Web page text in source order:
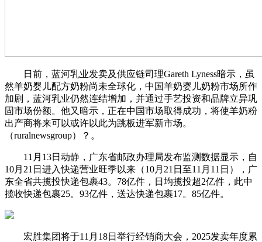
日前，蓝河乳业发卖及供应链司理Gareth Lyness暗示，虽
然羊奶婴儿配方奶粉尚未全球化，中国羊奶婴儿奶粉市场所作
加剧，蓝河乳业仍然连结增加，并通过手艺投资和品牌立异巩
固市场份额。他又暗示，正在中国市场取得成功，将使羊奶粉
出产商将来可以或许以此为跳板进军新市场。
（ruralnewsgroup）？。
11月13日动静，广东省邮政办理局发布监测数据显示，自
10月21日进入快递营业旺季以来（10月21日至11月11日），广
东全省共揽投快递包裹43。78亿件，日均揽投超2亿件，此中
揽收快递包裹25。93亿件，送达快递包裹17。85亿件。
宏胜集团将于11月18日举行经销商大会，2025发卖年度累